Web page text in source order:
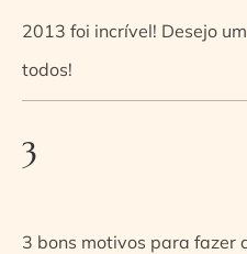
2013 foi incrível! Desejo
todos!
3
3 bons motivos para fazer